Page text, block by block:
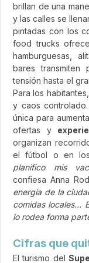
brillan de una
y las calles se
pintadas con los
food trucks
hamburguesas,
bares transmiten
tensión hasta el
Para los
y caos
única para
ofertas y
organizan
el fútbol o en
planifico mis
confiesa Anna
energía de la
comidas locales…
lo rodea forma
Cifras que
El turismo del